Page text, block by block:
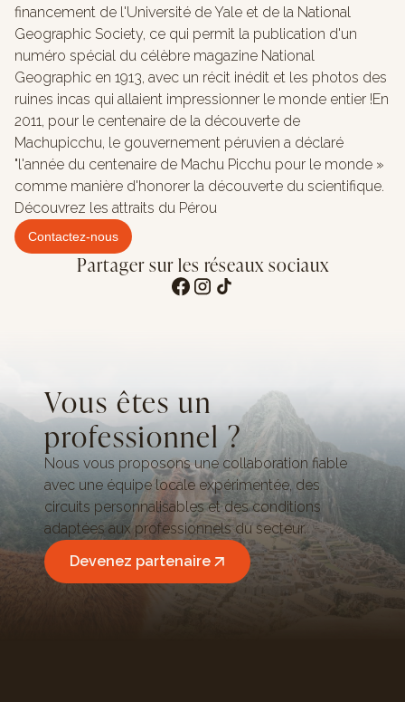
financement de l'Université de Yale et de la National
Geographic Society, ce qui permit la publication d'un
numéro spécial du célèbre magazine National
Geographic en 1913, avec un récit inédit et les photos des
ruines incas qui allaient impressionner le monde entier !En
2011, pour le centenaire de la découverte de
Machupicchu, le gouvernement péruvien a déclaré
"l'année du centenaire de Machu Picchu pour le monde »
comme manière d'honorer la découverte du scientifique.
Découvrez les attraits du Pérou
Contactez-nous
Partager sur les réseaux sociaux
Vous êtes un
professionnel ?
Nous vous proposons une collaboration fiable
avec une équipe locale expérimentée, des
circuits personnalisables et des conditions
adaptées aux professionnels du secteur.
Devenez partenaire